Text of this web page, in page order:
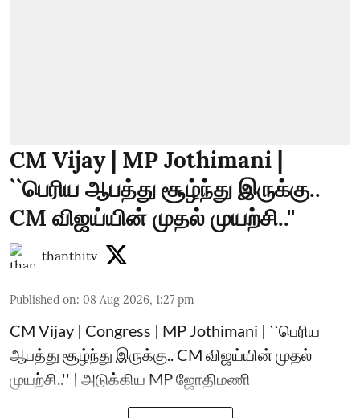
CM Vijay | MP Jothimani |
``பெரிய ஆபத்து சூழ்ந்து இருக்கு..
CM விஜய்யின் முதல் முயற்சி..''
thanthitv
Published on: 08 Aug 2026, 1:27 pm
CM Vijay | Congress | MP Jothimani | ``பெரிய
ஆபத்து சூழ்ந்து இருக்கு.. CM விஜய்யின் முதல்
முயற்சி..'' | அடுக்கிய MP ஜோதிமணி